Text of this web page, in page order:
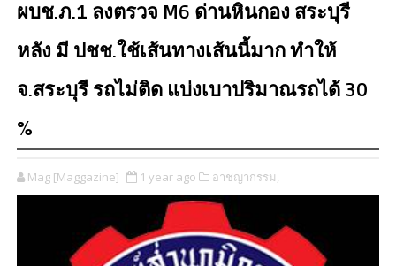
ผบช.ภ.1 ลงตรวจ M6 ด่านหินกอง สระบุรี
หลัง มี ปชช.ใช้เส้นทางเส้นนี้มาก ทำให้
จ.สระบุรี รถไม่ติด แบ่งเบาปริมาณรถได้ 30
%
Mag [Maggazine] 1 year ago อาชญากรรม,